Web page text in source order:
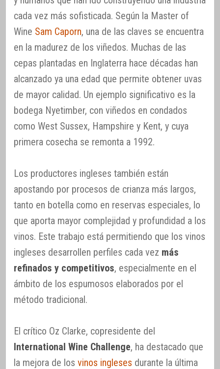
cada vez más sofisticada. Según la Master of
Wine Sam Caporn, una de las claves se encuentra
en la madurez de los viñedos. Muchas de las
cepas plantadas en Inglaterra hace décadas han
alcanzado ya una edad que permite obtener uvas
de mayor calidad. Un ejemplo significativo es la
bodega Nyetimber, con viñedos en condados
como West Sussex, Hampshire y Kent, y cuya
primera cosecha se remonta a 1992.
Los productores ingleses también están
apostando por procesos de crianza más largos,
tanto en botella como en reservas especiales, lo
que aporta mayor complejidad y profundidad a los
vinos. Este trabajo está permitiendo que los vinos
ingleses desarrollen perfiles cada vez más
refinados y competitivos, especialmente en el
ámbito de los espumosos elaborados por el
método tradicional.
El crítico Oz Clarke, copresidente del
International Wine Challenge, ha destacado que
la mejora de los vinos ingleses durante la última